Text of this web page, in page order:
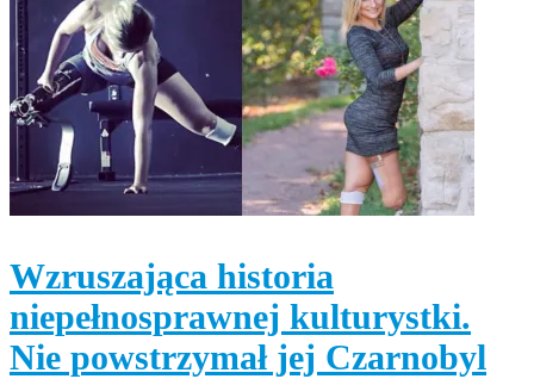
Wzruszająca historia
niepełnosprawnej kulturystki.
Nie powstrzymał jej Czarnobyl